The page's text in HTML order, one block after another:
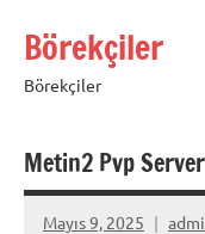
Börekçiler
Börekçiler
Metin2 Pvp
Mayıs 9, 2025